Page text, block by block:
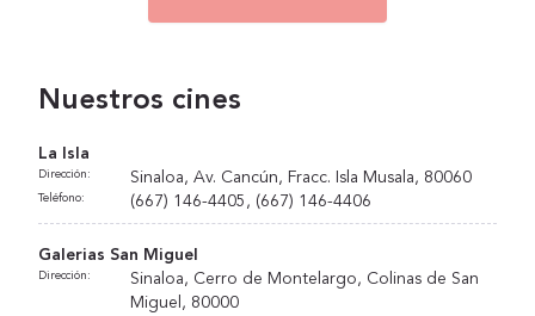
Nuestros cines
La Isla
Dirección: Sinaloa, Av. Cancún, Fracc. Isla Musala, 80060
Teléfono: (667) 146-4405, (667) 146-4406
Galerias San Miguel
Dirección:
Sinaloa, Cerro de Montelargo, Colinas de San
Miguel, 80000